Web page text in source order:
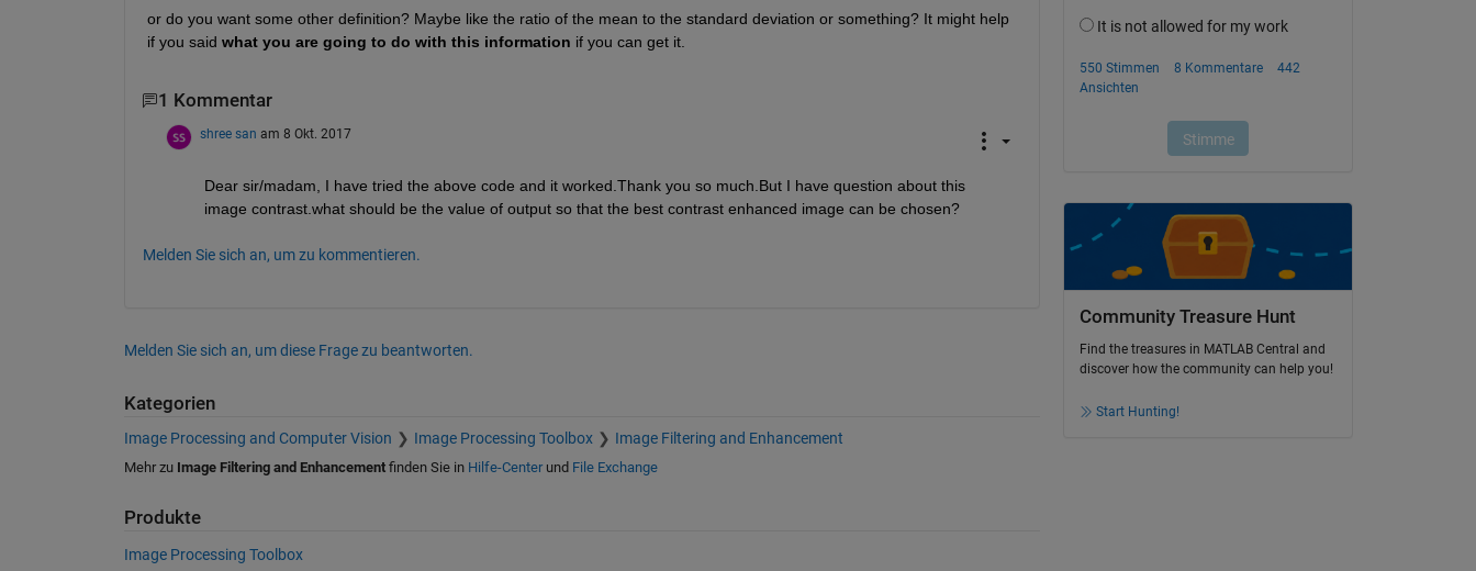
or do you want some other definition? Maybe like the ratio of the mean to the standard deviation or something? It might help
if you said what you are going to do with this information if you can get it.
1 Kommentar
shree san am 8 Okt. 2017
Dear sir/madam, I have tried the above code and it worked.Thank you so much.But I have question about this
image contrast.what should be the value of output so that the best contrast enhanced image can be chosen?
Melden Sie sich an, um zu kommentieren.
Melden Sie sich an, um diese Frage zu beantworten.
Kategorien
Image Processing and Computer Vision Image Processing Toolbox Image Filtering and Enhancement
Mehr zu Image Filtering and Enhancementfinden Sie in Hilfe-Centerund File Exchange
Produkte
Image Processing Toolbox
Community Treasure Hunt
Find the treasures in MATLAB Central and
discover how the community can help you!
Start Hunting!